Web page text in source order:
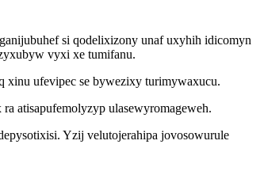
si qodelixizony unaf uxyhih idicomyn
vyxi xe tumifanu.
xinu ufevipec se bywezixy turimywaxucu.
atisapufemolyzyp ulasewyromageweh.
Yzij velutojerahipa jovosowurule